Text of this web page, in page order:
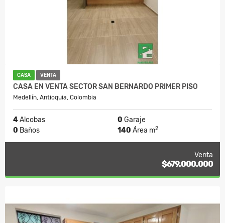
CASA VENTA
CASA EN VENTA SECTOR SAN BERNARDO PRIMER PISO
Medellín, Antioquia, Colombia
4Alcobas 0 Garaje
0 Baños 140 Área m2
Venta
$679.000.000